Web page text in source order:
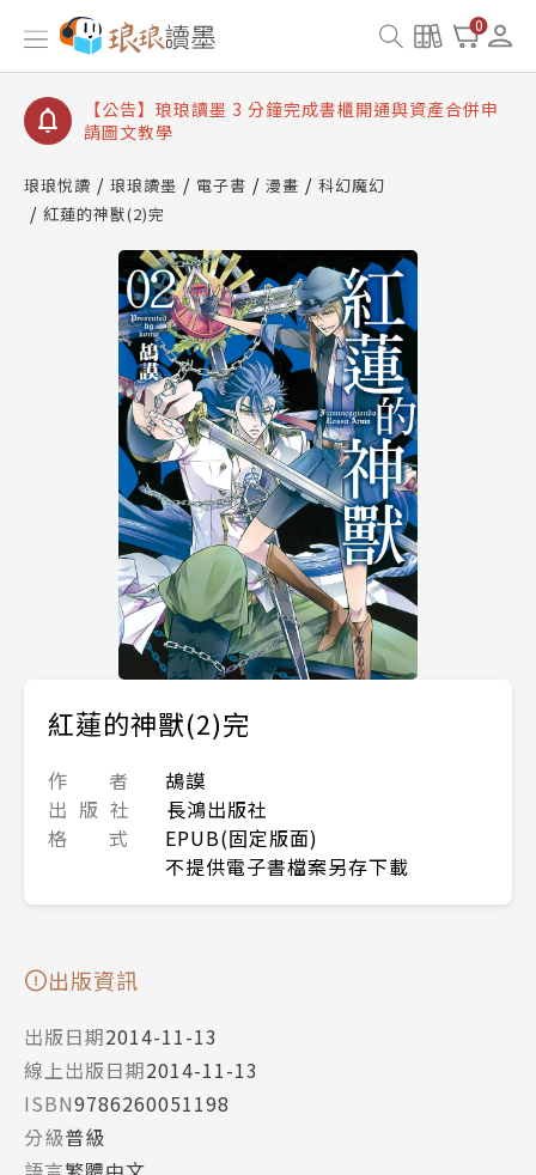
0
【公告】琅琅讀墨數位閱讀資產合併與書櫃開通申請
【公告】琅琅讀墨書櫃開通常見問題
【公告】琅琅讀墨 3 分鐘完成書櫃開通與資產合併申
請圖文教學
查詢
【公告】琅琅讀墨數位閱讀資產合併與書櫃開通申請
琅琅悅讀 琅琅讀墨 電子書 漫畫
科幻魔幻
紅蓮的神獸(2)完
紅蓮的神獸(2)完
作 者
鴣謨
出 版 社
長鴻出版社
格 式
EPUB(固定版面)
不提供電子書檔案另存下載
出版資訊
出版日期2014-11-13
線上出版日期2014-11-13
ISBN9786260051198
分級普級